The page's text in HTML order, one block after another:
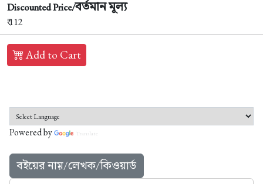
Discounted Price/বর্তমান মূল্য
₹ 112
Add to Cart
Powered by Translate
বইয়ের নাম়/লেখক/কিওয়ার্ড